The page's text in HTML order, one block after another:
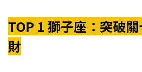
TOP 1 獅子座：突破
財